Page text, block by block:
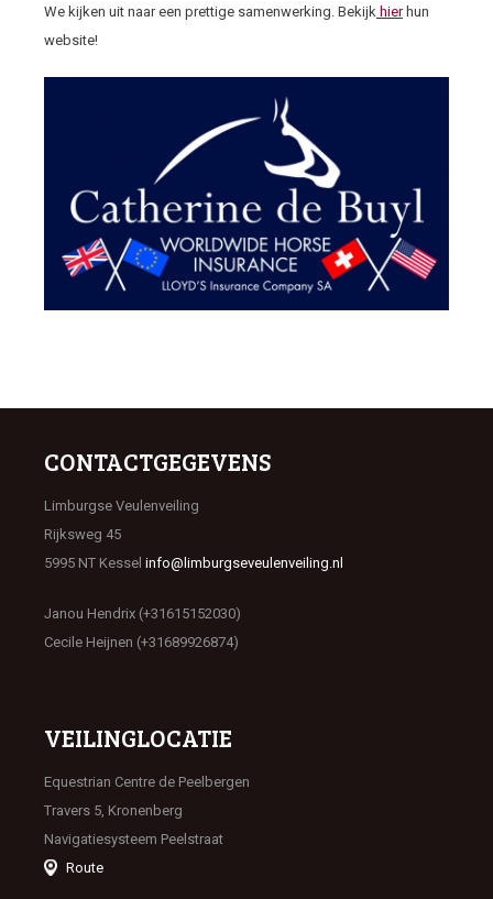
We kijken uit naar een prettige samenwerking. Bekijk hierhun
website!
CONTACTGEGEVENS
Limburgse Veulenveiling
Rijksweg 45
5995 NT Kessel info@limburgseveulenveiling.nl
Janou Hendrix (+31615152030)
Cecile Heijnen (+31689926874)
VEILINGLOCATIE
Equestrian Centre de Peelbergen
Travers 5, Kronenberg
Navigatiesysteem Peelstraat
Route